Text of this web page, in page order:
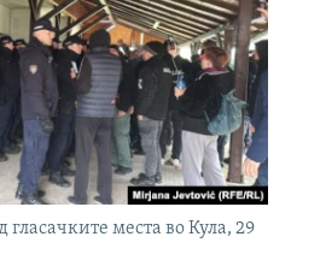
места во Кула, 29